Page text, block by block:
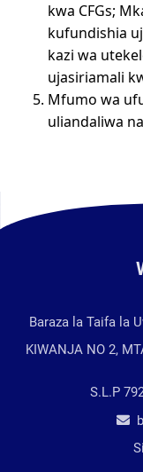
kwa CFGs;
kufundishia
kazi wa
ujasiriamali
Mfumo wa
uliandaliwa
Baraza la Taifa la
KIWANJA NO 2,
S.L.P